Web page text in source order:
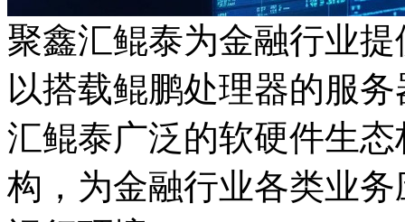
聚鑫汇鲲泰为金融行业
以搭载鲲鹏处理器的服务
汇鲲泰广泛的软硬件生
构，为金融行业各类业务